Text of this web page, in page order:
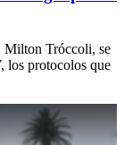
Milton Tróccoli, se
los protocolos que